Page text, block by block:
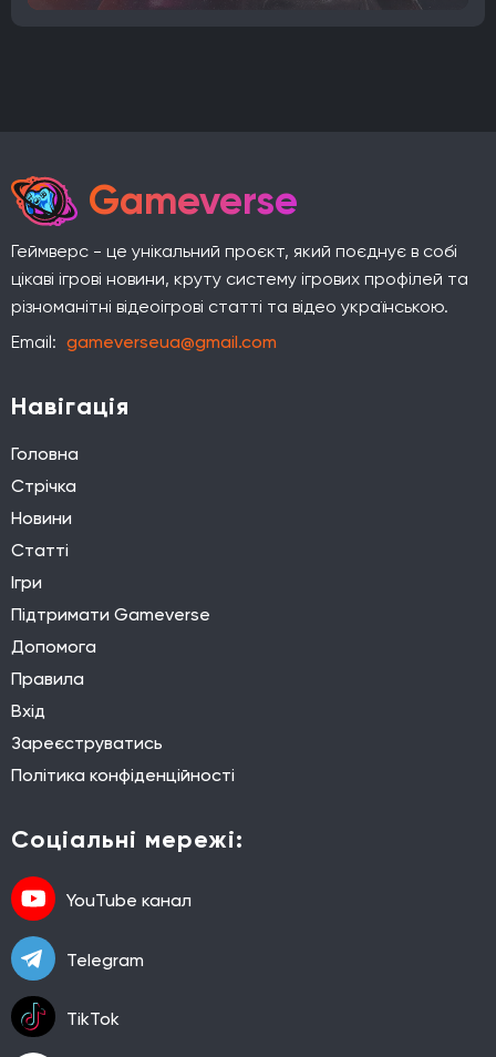
Gameverse
Геймверс - це унікальний проєкт, який поєднує в собі
цікаві ігрові новини, круту систему ігрових профілей та
різноманітні відеоігрові статті та відео українською.
Email: gameverseua@gmail.com
Навігація
Головна
Стрічка
Новини
Статті
Ігри
Підтримати Gameverse
Допомога
Правила
Вхід
Зареєструватись
Політика конфіденційності
Соціальні мережі:
YouTube канал
Telegram
TikTok